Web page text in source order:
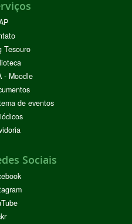
Tesouro
- Moodle
de eventos
Sociais